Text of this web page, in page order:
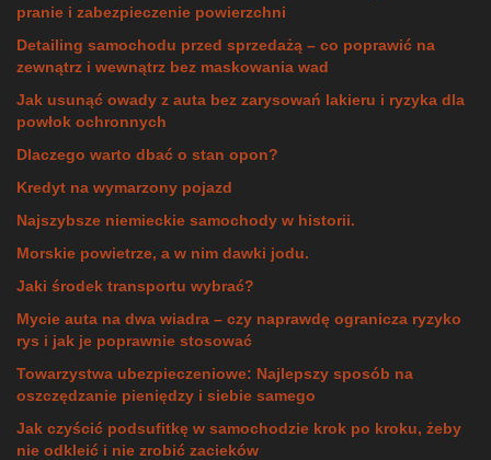
pranie i zabezpieczenie powierzchni
Detailing samochodu przed sprzedażą – co poprawić na
zewnątrz i wewnątrz bez maskowania wad
Jak usunąć owady z auta bez zarysowań lakieru i ryzyka dla
powłok ochronnych
Dlaczego warto dbać o stan opon?
Kredyt na wymarzony pojazd
Najszybsze niemieckie samochody w historii.
Morskie powietrze, a w nim dawki jodu.
Jaki środek transportu wybrać?
Mycie auta na dwa wiadra – czy naprawdę ogranicza ryzyko
rys i jak je poprawnie stosować
Towarzystwa ubezpieczeniowe: Najlepszy sposób na
oszczędzanie pieniędzy i siebie samego
Jak czyścić podsufitkę w samochodzie krok po kroku, żeby
nie odkleić i nie zrobić zacieków